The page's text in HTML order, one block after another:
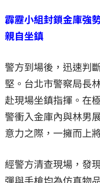
霹靂小組封鎖金庫強
親自坐鎮
警方到場後，迅速判
堅。台北市警察局長
赴現場坐鎮指揮。在
警衝入金庫內與林男
意力之際，一擁而上
經警方清查現場，發
彈與手槍均為仿真物